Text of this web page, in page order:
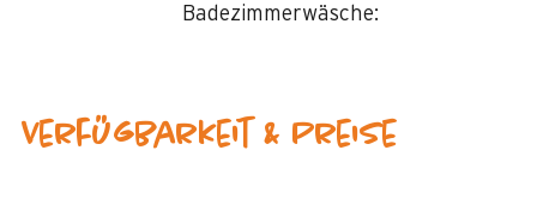
Badezimmerwäsche:
Verfügbarkeit & Preise